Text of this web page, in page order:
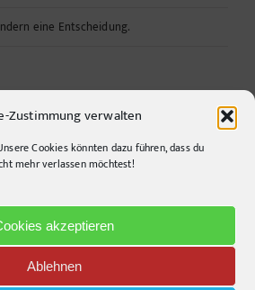
Zustimmung verwalten
Cookies könnten dazu führen, dass du
mehr verlassen möchtest!
akzeptieren
Ablehnen
eine Entscheidung.